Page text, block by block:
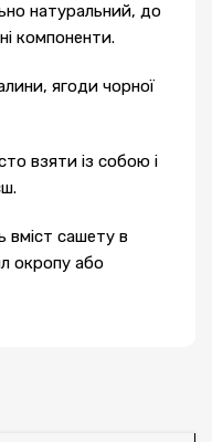
натуральний, до
компоненти.
ягоди чорної
взяти із собою і
вміст сашету в
окропу або